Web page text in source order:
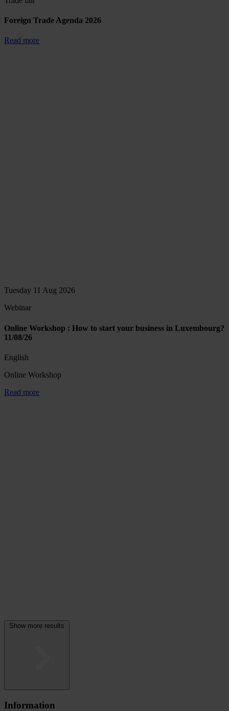
Foreign Trade Agenda 2026
Read more
Tuesday 11 Aug 2026
Webinar
Online Workshop : How to start your business in Luxembourg?
11/08/26
English
Online Workshop
Read more
Show more results
Information